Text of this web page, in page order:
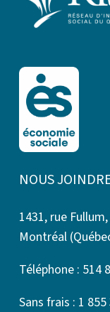
NOUS
1431, rue
Montréal
Téléphone : 514
Sans frais : 1